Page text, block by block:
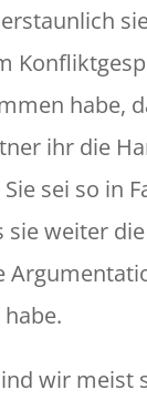
habe,
ihr die
sei so in
sie weiter
wir meist